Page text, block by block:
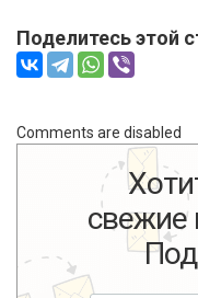
Поделитесь этой
Comments are disabled
свежие